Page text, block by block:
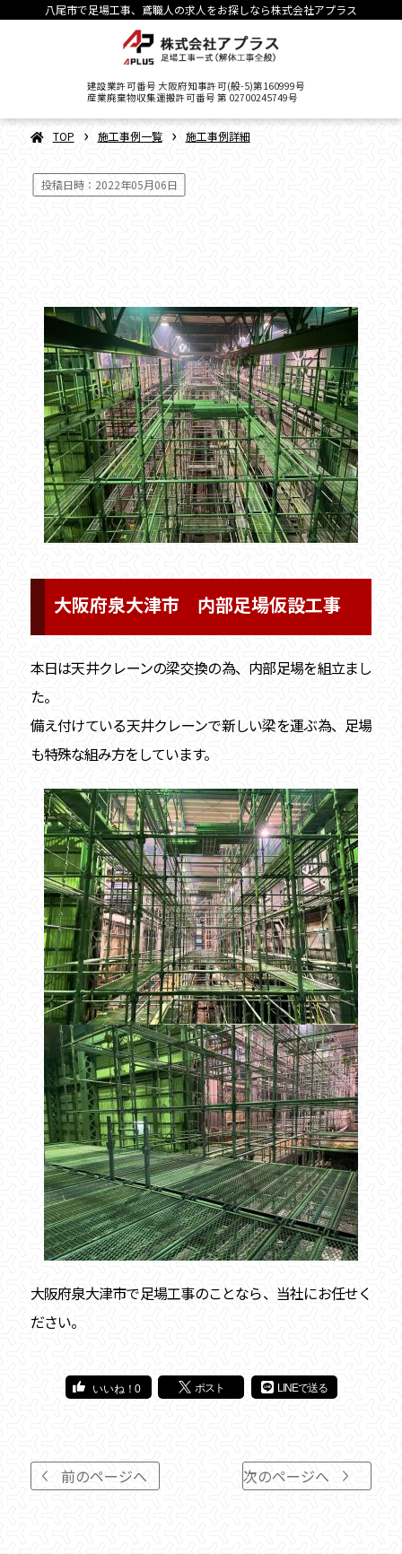
八尾市で足場工事、鳶職人の求人をお探しなら株式会社アプラス
建設業許可番号 大阪府知事許可(般-5)第160999号
産業廃棄物収集運搬許可番号 第 02700245749号
TOP › 施工事例一覧 › 施工事例詳細
投稿日時：2022年05月06日
大阪府泉大津市 内部足場仮設工事
本日は天井クレーンの梁交換の為、内部足場を組立まし
た。
備え付けている天井クレーンで新しい梁を運ぶ為、足場
も特殊な組み方をしています。
大阪府泉大津市で足場工事のことなら、当社にお任せく
ださい。
0 ポスト LINEで送る
前のページへ 次のページへ